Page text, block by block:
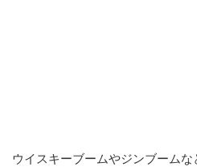
ウイスキーブームやジンブーム